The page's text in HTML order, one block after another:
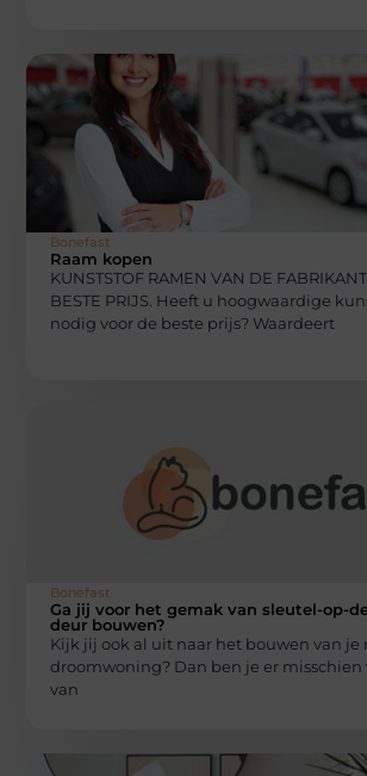
Bonefast
Raam kopen
KUNSTSTOF RAMEN VAN DE
BESTE PRIJS. Heeft u hoogwaardige
nodig voor de beste prijs? Waardeert
Bonefast
Ga jij voor het gemak van sleutel-op-
deur bouwen?
Kijk jij ook al uit naar het bouwen van je
droomwoning? Dan ben je er misschien
van